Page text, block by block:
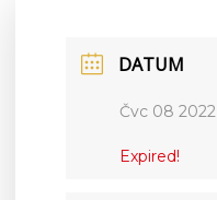
DATUM
Čvc 08 2022
Expired!